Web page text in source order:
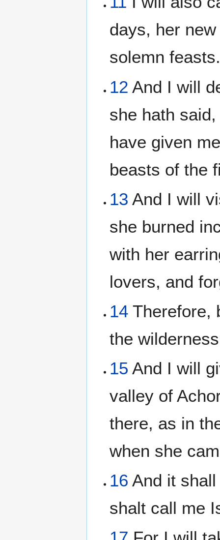
days, her
solemn
12 And I will
she hath
have given
beasts of the
13 And I will
she burned
with her
lovers, and
14 Therefore,
the
15 And I will
valley of
there, as in
when she
16 And it
shalt call me